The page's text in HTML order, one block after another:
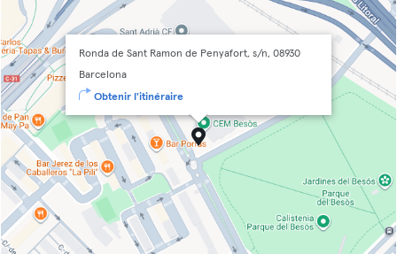
Ronda de Sant Ramon de Penyafort, s/n, 08930
Barcelona
Obtenir l'itinéraire